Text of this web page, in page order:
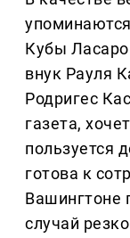
Кубы
внук Рауля
Родригес
газета,
пользуется
готова к
Вашингтоне
случай